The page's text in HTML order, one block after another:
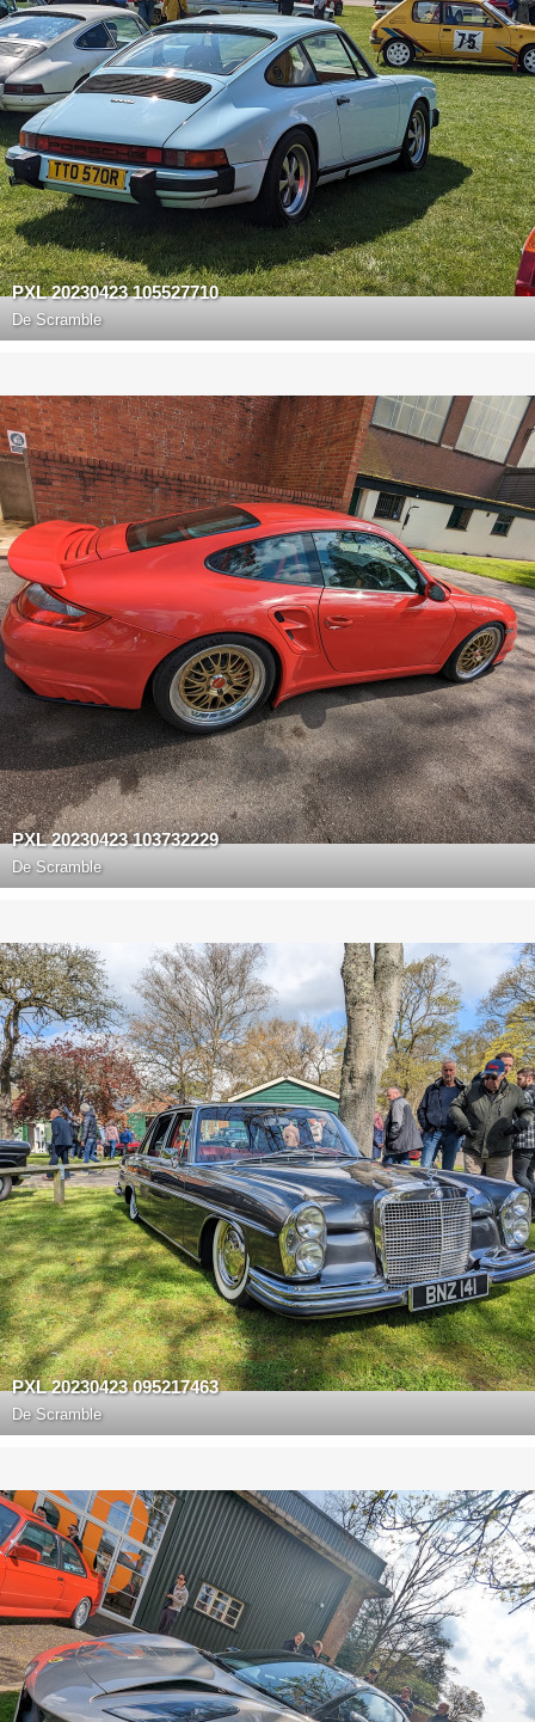
PXL 20230423 105527710
De Scramble
PXL 20230423 103732229
De Scramble
PXL 20230423 095217463
De Scramble